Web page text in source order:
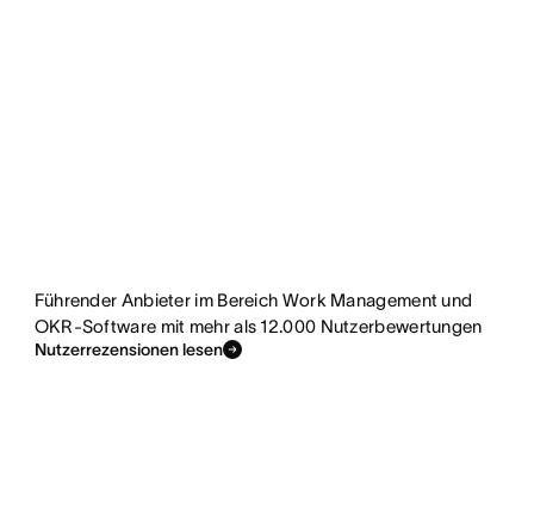
Führender Anbieter im Bereich Work Management und
OKR-Software mit mehr als 12.000 Nutzerbewertungen
Nutzerrezensionen lesen